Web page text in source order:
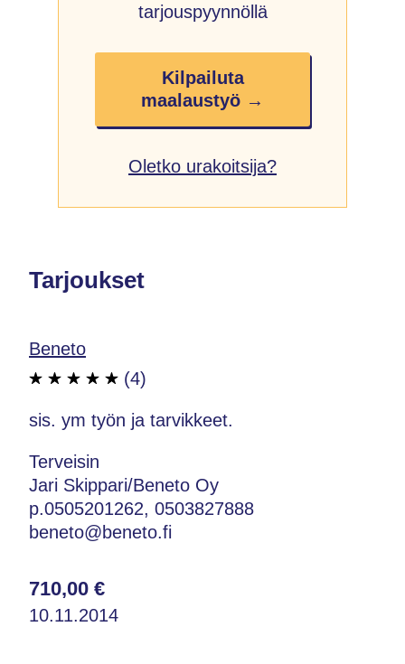
tarjouspyynnöllä
Kilpailuta
maalaustyö →
Oletko urakoitsija?
Tarjoukset
Beneto
(4)
sis. ym työn ja tarvikkeet.
Terveisin
Jari Skippari/Beneto Oy
p.0505201262, 0503827888
beneto@beneto.fi
710,00 €
10.11.2014